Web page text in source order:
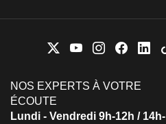
NOS EXPERTS À VOTRE
ÉCOUTE
Lundi - Vendredi 9h-12h / 14h-